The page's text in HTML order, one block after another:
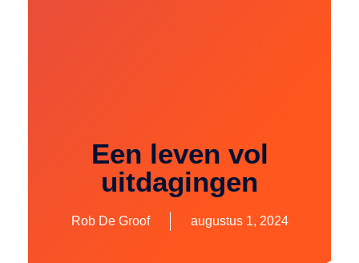
Een leven vol
uitdagingen
Rob De Groof augustus 1, 2024